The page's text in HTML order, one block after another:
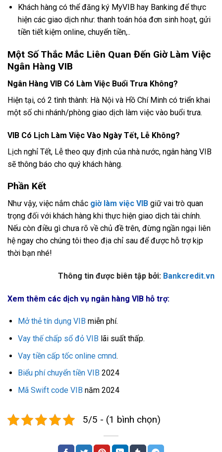
Khách hàng có thể đăng ký MyVIB hay Banking để thực
hiện các giao dịch như: thanh toán hóa đơn sinh hoạt, gửi
tiền tiết kiệm online, chuyển tiền,..
Một Số Thắc Mắc Liên Quan Đến Giờ Làm Việc
Ngân Hàng VIB
Ngân Hàng VIB Có Làm Việc Buổi Trưa Không?
Hiện tại, có 2 tình thành: Hà Nội và Hồ Chí Minh có triển khai
một số chi nhánh/phòng giao dịch làm việc vào buổi trưa.
VIB Có Lịch Làm Việc Vào Ngày Tết, Lễ Không?
Lịch nghỉ Tết, Lễ theo quy định của nhà nước, ngân hàng VIB
sẽ thông báo cho quý khách hàng.
Phần Kết
Như vậy, việc nắm chắc giờ làm việc VIB giữ vai trò quan
trọng đối với khách hàng khi thực hiện giao dịch tài chính.
Nếu còn điều gì chưa rõ về chủ đề trên, đừng ngần ngại liên
hệ ngay cho chúng tôi theo địa chỉ sau để được hỗ trợ kịp
thời bạn nhé!
Thông tin được biên tập bởi: Bankcredit.vn
Xem thêm các dịch vụ ngân hàng VIB hỗ trợ:
Mở thẻ tín dụng VIB miễn phí.
Vay thế chấp sổ đỏ VIB lãi suất thấp.
Vay tiền cấp tốc online cmnd.
Biểu phí chuyển tiền VIB 2024
Mã Swift code VIB năm 2024
5/5 - (1 bình chọn)